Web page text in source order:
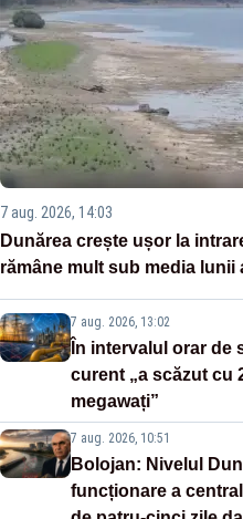
7 aug. 2026, 14:03
Dunărea crește ușor la
rămâne mult sub media lunii
7 aug. 2026, 13:02
În intervalul orar de
curent „a scăzut cu
megawați”
7 aug. 2026, 10:51
Bolojan: Nivelul
funcționare a